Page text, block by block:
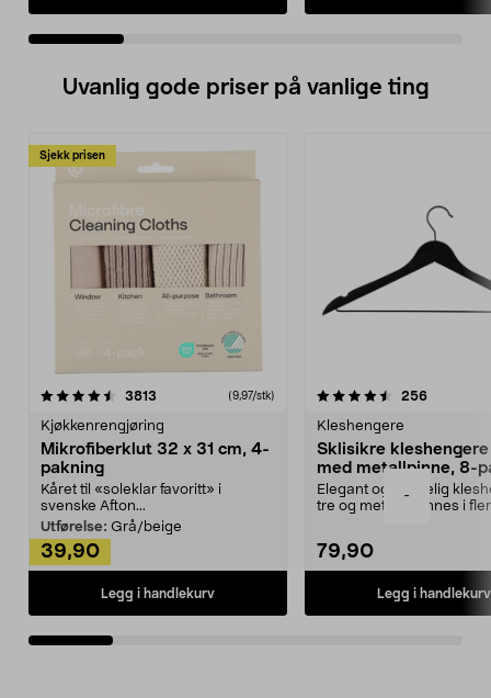
-
Uvanlig gode priser på vanlige ting
Sjekk prisen
3813 anmeldelser(9,97/stk)
Kjøkkenrengjøring
Mikrofiberklut 32 x 31 cm, 4-
pakning
Kåret til «soleklar favoritt» i
svenske Afton...
Utførelse: Grå/beige
39,90
Legg i handlekurv
4.5av 5 stjerner 256
Kleshengere
Sklisikre
med metallpinne, 8-
Elegant og skikkelig
tre og metall – finnes i
79,90
Legg i handlekurv
4.5av 5 stjerner